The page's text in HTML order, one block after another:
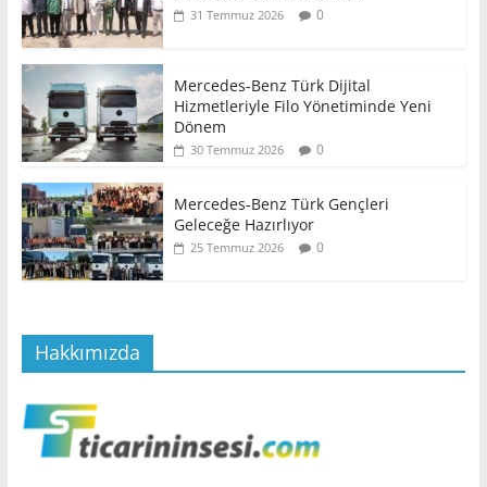
31 Temmuz 2026 0
Mercedes-Benz Türk Dijital
Hizmetleriyle Filo Yönetiminde Yeni
Dönem
30 Temmuz 2026 0
Mercedes-Benz Türk Gençleri
Geleceğe Hazırlıyor
25 Temmuz 2026 0
Hakkımızda